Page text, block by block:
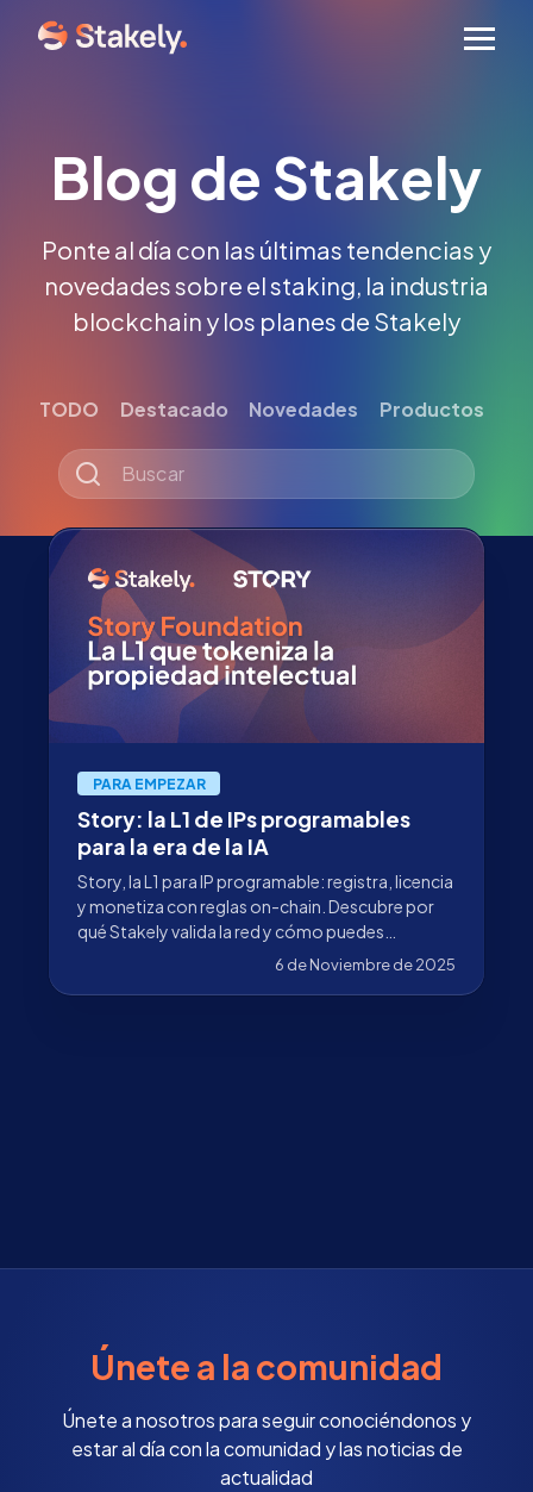
Blog de Stakely
Ponte al día con las últimas tendencias y
novedades sobre el staking, la industria
blockchain y los planes de Stakely
TODO Destacado Novedades Productos
PARA EMPEZAR
Story: la L1 de IPs programables
para la era de la IA
Story, la L1 para IP programable: registra, licencia
y monetiza con reglas on-chain. Descubre por
qué Stakely valida la red y cómo puedes
6 de Noviembre de 2025
Únete a la comunidad
Únete a nosotros para seguir conociéndonos y
estar al día con la comunidad y las noticias de
actualidad